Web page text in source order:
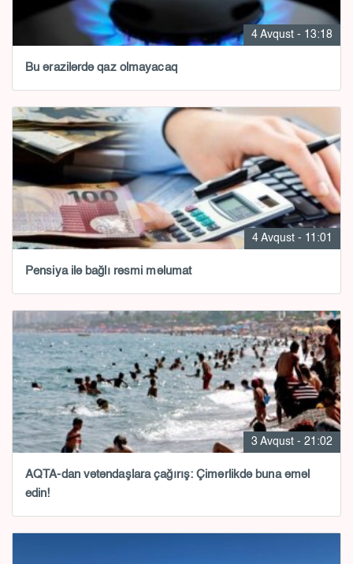
4 Avqust - 13:18
Bu ərazilərdə qaz olmayacaq
4 Avqust - 11:01
Pensiya ilə bağlı rəsmi məlumat
3 Avqust - 21:02
AQTA-dan vətəndaşlara çağırış: Çimərlikdə buna əməl
edin!